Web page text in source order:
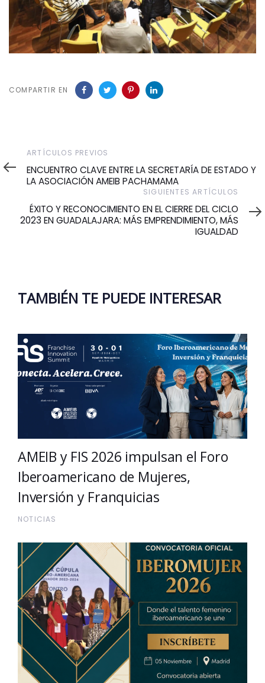
COMPARTIR EN
Artículos
Previos
ARTÍCULOS PREVIOS
ENCUENTRO CLAVE ENTRE LA SECRETARÍA DE ESTADO Y
LA ASOCIACIÓN AMEIB PACHAMAMA
Artículos
SIGUIENTES ARTÍCULOS
ÉXITO Y RECONOCIMIENTO EN EL CIERRE DEL CICLO
2023 EN GUADALAJARA: MÁS EMPRENDIMIENTO, MÁS
IGUALDAD
TAMBIÉN TE PUEDE INTERESAR
AMEIB y FIS 2026 impulsan el Foro
Iberoamericano de Mujeres,
Inversión y Franquicias
NOTICIAS